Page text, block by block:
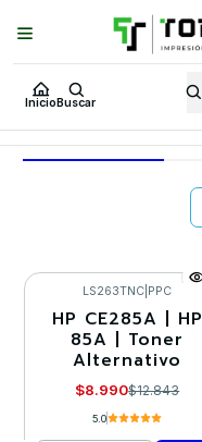
Inicio Buscar
Puedes Elegir: Comprar
Inicio Toner y tambor
-30%
LS263TNC PPC
HP CE285A | HP
85A | Toner
Alternativo
$8.990$12.843
5.0